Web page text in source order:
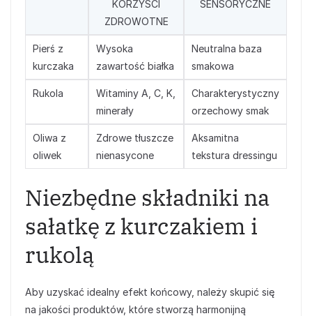
KORZYŚCI
ZDROWOTNE
SENSORYCZNE
Pierś z
kurczaka
Wysoka
zawartość białka
Neutralna baza
smakowa
Rukola
Witaminy A, C, K,
minerały
Charakterystyczny
orzechowy smak
Oliwa z
oliwek
Zdrowe tłuszcze
nienasycone
Aksamitna
tekstura dressingu
Niezbędne składniki na
sałatkę z kurczakiem i
rukolą
Aby uzyskać idealny efekt końcowy, należy skupić się
na jakości produktów, które stworzą harmonijną